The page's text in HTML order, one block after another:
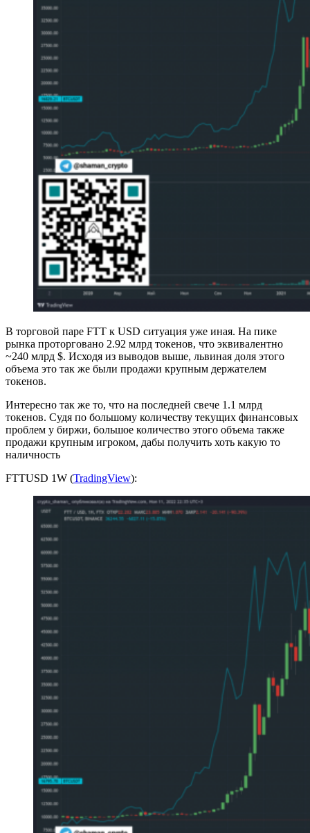
В торговой паре FTT к USD ситуация уже иная. На пике
рынка проторговано 2.92 млрд токенов, что эквивалентно
~240 млрд $. Исходя из выводов выше, львиная доля этого
объема это так же были продажи крупным держателем
токенов.
Интересно так же то, что на последней свече 1.1 млрд
токенов. Судя по большому количеству текущих финансовых
проблем у биржи, большое количество этого объема также
продажи крупным игроком, дабы получить хоть какую то
наличность
FTTUSD 1W (TradingView):